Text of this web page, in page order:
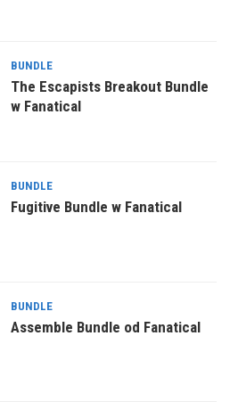
BUNDLE
The Escapists Breakout Bundle
w Fanatical
BUNDLE
Fugitive Bundle w Fanatical
BUNDLE
Assemble Bundle od Fanatical